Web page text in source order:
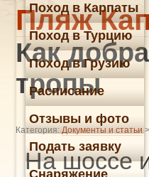
Пляж
Как
тропы
Категория: Документы и статьи
На шоссе
Поход в Карпаты
Поход в Турцию
Поход в Грузию
Расписание
Отзывы и фото
Подать заявку
Снаряжение